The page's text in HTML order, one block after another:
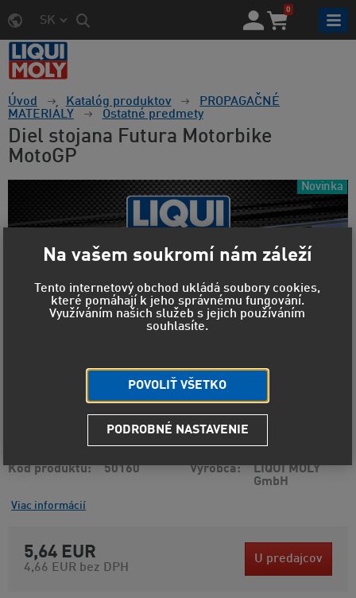
SK
0
Úvod Katalóg produktov
PROPAGAČNÉ
MATERIÁLY
Ostatné predmety
Diel stojana Futura Motorbike
MotoGP
Novinka
Kód produktu 50160 Výrobca
LIQUI MOLY
GmbH
Viac informácií
5,64 EUR
4,66 EUR bez DPH
U predajcov
Na vašem soukromí nám záleží
Tento internetový obchod ukládá soubory cookies,
které pomáhají k jeho správnému fungování.
Využíváním našich služeb s jejich používáním
souhlasíte.
POVOLIŤ VŠETKO
PODROBNÉ NASTAVENIE